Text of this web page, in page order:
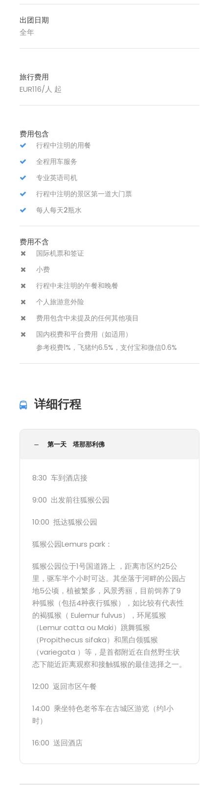
出团日期
全年
旅行费用
EUR116/人 起
费用包含
行程中注明的用餐
全程用车服务
专业英语司机
行程中注明的景区第一道大门票
每人每天2瓶水
费用不含
国际机票和签证
小费
行程中未注明的午餐和晚餐
个人旅游意外险
费用包含中未提及的任何其他项目
国内税费和平台费用（如适用）
参考税费1%，飞猪约6.5%，支付宝和微信0.6%
详细行程
第一天 塔那那利佛
8:30 车到酒店接
9:00 出发前往狐猴公园
10:00 抵达狐猴公园
狐猴公园Lemurs park：
狐猴公园位于1号国道路上 ，距离市区约25公
里，驱车半个小时可达。其坐落于河畔的公园占
地5公顷，植被繁多，风景秀丽，目前饲养了9
种狐猴（包括4种夜行狐猴），如比较有代表性
的褐狐猴（ Eulemur fulvus），环尾狐猴
（Lemur catta ou Maki）跳舞狐猴
（Propithecus sifaka）和黑白领狐猴
（variegata ）等，是首都附近在自然野生状
态下能近距离观察和接触狐猴的最佳选择之一。
12:00 返回市区午餐
14:00 乘坐特色老爷车在古城区游览（约1小
时）
16:00 送回酒店